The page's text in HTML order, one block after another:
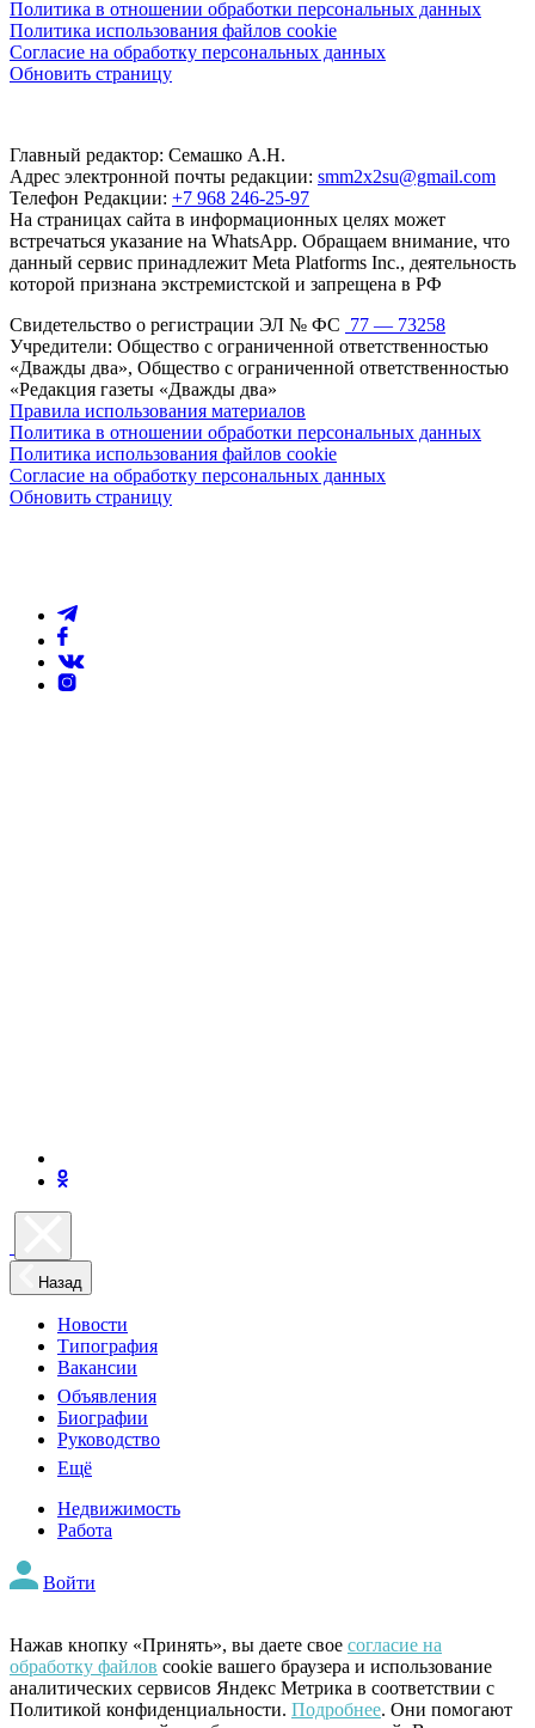
Политика в отношении обработки персональных данных
Политика использования файлов cookie
Согласие на обработку персональных данных
Обновить страницу
Главный редактор: Семашко А.Н.
Адрес электронной почты редакции: smm2x2su@gmail.com
Телефон Редакции: +7 968 246-25-97
На страницах сайта в информационных целях может
встречаться указание на WhatsApp. Обращаем внимание, что
данный сервис принадлежит Meta Platforms Inc., деятельность
которой признана экстремистской и запрещена в РФ
Свидетельство о регистрации ЭЛ № ФС 77 — 73258
Учредители: Общество с ограниченной ответственностью
«Дважды два», Общество с ограниченной ответственностью
«Редакция газеты «Дважды два»
Правила использования материалов
Политика в отношении обработки персональных данных
Политика использования файлов cookie
Согласие на обработку персональных данных
Обновить страницу
Назад
Новости
Типография
Вакансии
Объявления
Биографии
Руководство
Ещё
Недвижимость
Работа
Войти
Нажав кнопку «Принять», вы даете свое согласие на
обработку файлов cookie вашего браузера и использование
аналитических сервисов Яндекс Метрика в соответствии с
Политикой конфиденциальности. Подробнее. Они помогают